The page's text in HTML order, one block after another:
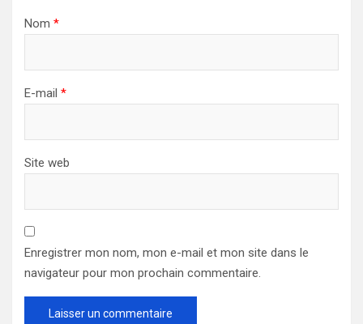
Nom *
E-mail *
Site web
Enregistrer mon nom, mon e-mail et mon site dans le
navigateur pour mon prochain commentaire.